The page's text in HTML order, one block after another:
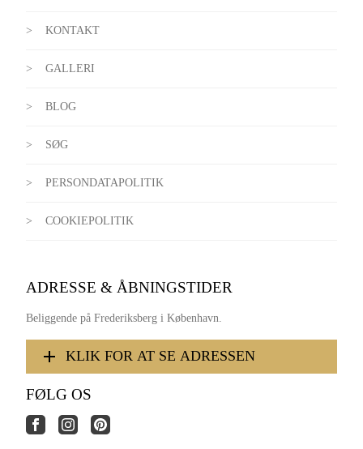
KONTAKT
GALLERI
BLOG
SØG
PERSONDATAPOLITIK
COOKIEPOLITIK
ADRESSE & ÅBNINGSTIDER
Beliggende på Frederiksberg i København.
KLIK FOR AT SE ADRESSEN
FØLG OS